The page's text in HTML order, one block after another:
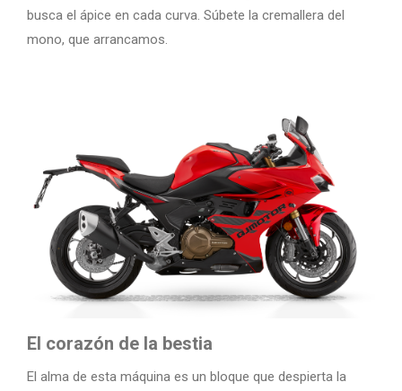
busca el ápice en cada curva. Súbete la cremallera del
mono, que arrancamos.
El corazón de la bestia
El alma de esta máquina es un bloque que despierta la